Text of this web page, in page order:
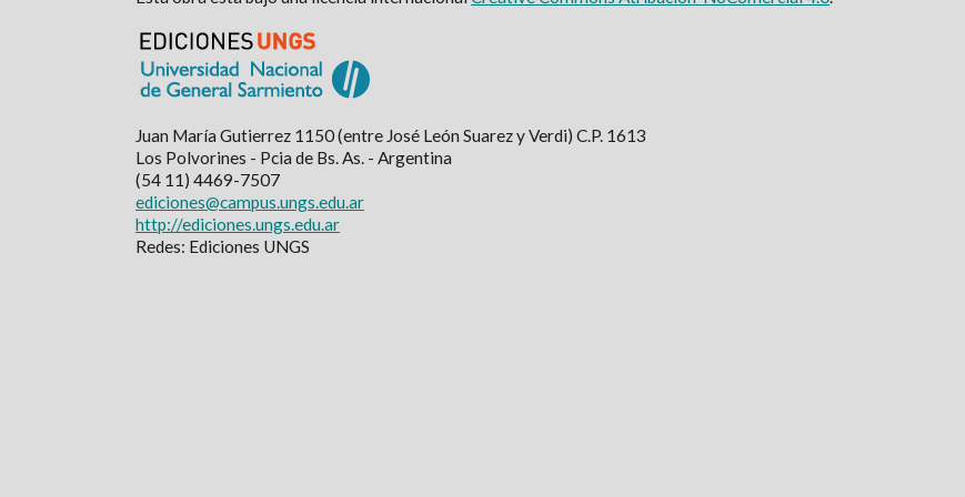
Juan María Gutierrez 1150 (entre José León Suarez y Verdi) C.P. 1613
Los Polvorines - Pcia de Bs. As. - Argentina
(54 11) 4469-7507
ediciones@campus.ungs.edu.ar
http://ediciones.ungs.edu.ar
Redes: Ediciones UNGS